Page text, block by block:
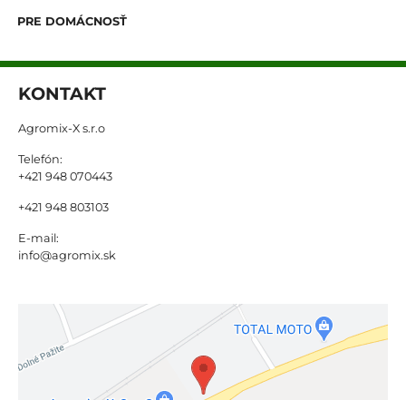
PRE DOMÁCNOSŤ
KONTAKT
Agromix-X s.r.o
Telefón:
+421 948 070443
+421 948 803103
E-mail:
info@agromix.sk